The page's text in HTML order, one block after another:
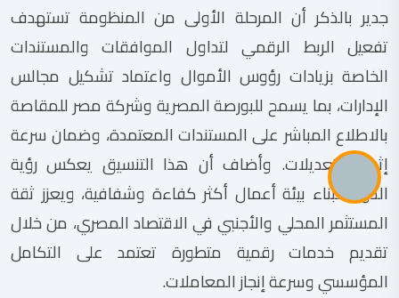
جدير بالذكر أن المرحلة الأولى من المنظومة تستهدف
تفعيل الربط الرقمي لتداول الموافقات والمستندات
الخاصة بزيادات رؤوس الأموال واعتماد تشكيل مجالس
الإدارات، بما يسمح للبورصة المصرية وشركة مصر للمقاصة
بالاطلاع المباشر على المستندات المعتمدة، وضمان سرعة
إثبات التعديلات. وأضاف أن هذا التنسيق يعكس رؤية
الدولة لبناء بيئة أعمال أكثر كفاءة وشفافية، ويعزز ثقة
المستثمر المحلي والأجنبي في الاقتصاد المصري، من خلال
تقديم خدمات رقمية متطورة تعتمد على التكامل
المؤسسي وسرعة إنجاز المعاملات.